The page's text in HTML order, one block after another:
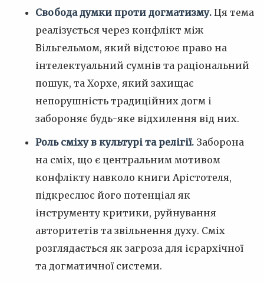
Свобода думки проти догматизму. Ця тема
реалізується через конфлікт між
Вільгельмом, який відстоює право на
інтелектуальний сумнів та раціональний
пошук, та Хорхе, який захищає
непорушність традиційних догм і
забороняє будь-яке відхилення від них.
Роль сміху в культурі та релігії. Заборона
на сміх, що є центральним мотивом
конфлікту навколо книги Арістотеля,
підкреслює його потенціал як
інструменту критики, руйнування
авторитетів та звільнення духу. Сміх
розглядається як загроза для ієрархічної
та догматичної системи.